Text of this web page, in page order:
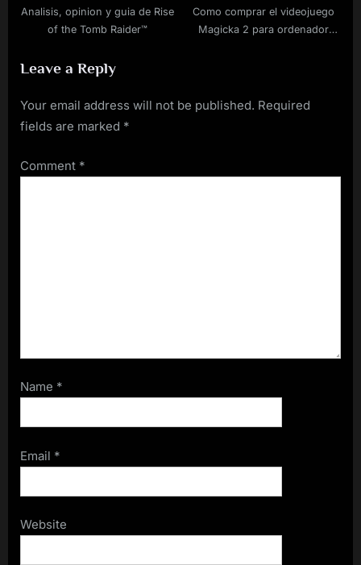
Analisis, opinion y guia de Rise
of the Tomb Raider™
Como comprar el videojuego
Magicka 2 para ordenador
Leave a Reply
Your email address will not be published. Required
fields are marked *
Comment *
Name *
Email *
Website